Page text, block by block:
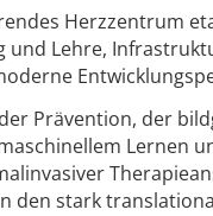
Herzzentrum
Lehre,
Prävention, der
Lernen
stark